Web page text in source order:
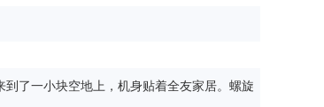
了一小块空地上，机身贴着全友家居。螺旋